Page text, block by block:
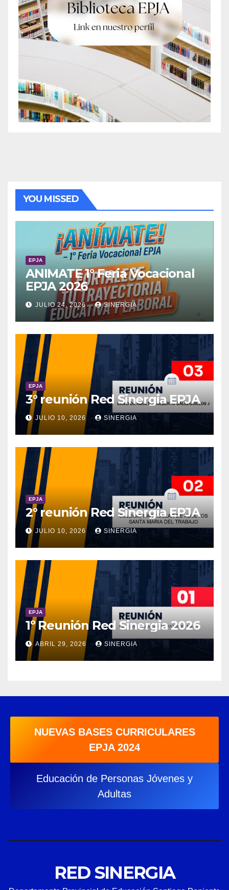
YOU MISSED
EPJA
ANIMATE 1° Feria Vocacional
EPJA 2026
JULIO 24, 2026 SINERGIA
EPJA
3° reunión Red Sinergia EPJA
JULIO 10, 2026 SINERGIA
EPJA
2° reunión Red Sinergia EPJA
JULIO 10, 2026 SINERGIA
EPJA
1º Reunión Red Sinergia 2026
ABRIL 29, 2026 SINERGIA
NUEVAS BASES CURRICULARES
EPJA 2024
Educación de Personas Jóvenes y
Adultas
RED SINERGIA